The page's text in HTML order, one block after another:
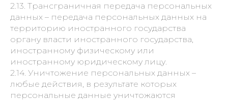
2.13. Трансграничная передача персональных
данных – передача персональных данных на
территорию иностранного государства
органу власти иностранного государства,
иностранному физическому или
иностранному юридическому лицу.
2.14. Уничтожение персональных данных –
любые действия, в результате которых
персональные данные уничтожаются